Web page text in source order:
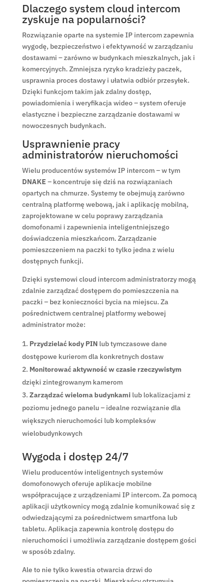
Dlaczego system cloud intercom
zyskuje na popularności?
Rozwiązanie oparte na systemie IP intercom zapewnia
wygodę, bezpieczeństwo i efektywność w zarządzaniu
dostawami – zarówno w budynkach mieszkalnych, jak i
komercyjnych. Zmniejsza ryzyko kradzieży paczek,
usprawnia proces dostawy i ułatwia odbiór przesyłek.
Dzięki funkcjom takim jak zdalny dostęp,
powiadomienia i weryfikacja wideo – system oferuje
elastyczne i bezpieczne zarządzanie dostawami w
nowoczesnych budynkach.
Usprawnienie pracy
administratorów nieruchomości
Wielu producentów systemów IP intercom – w tym
DNAKE – koncentruje się dziś na rozwiązaniach
opartych na chmurze. Systemy te obejmują zarówno
centralną platformę webową, jak i aplikację mobilną,
zaprojektowane w celu poprawy zarządzania
domofonami i zapewnienia inteligentniejszego
doświadczenia mieszkańcom. Zarządzanie
pomieszczeniem na paczki to tylko jedna z wielu
dostępnych funkcji.
Dzięki systemowi cloud intercom administratorzy mogą
zdalnie zarządzać dostępem do pomieszczenia na
paczki – bez konieczności bycia na miejscu. Za
pośrednictwem centralnej platformy webowej
administrator może:
Przydzielać kody PIN lub tymczasowe dane
dostępowe kurierom dla konkretnych dostaw
Monitorować aktywność w czasie rzeczywistym
dzięki zintegrowanym kamerom
Zarządzać wieloma budynkami lub lokalizacjami z
poziomu jednego panelu – idealne rozwiązanie dla
większych nieruchomości lub kompleksów
wielobudynkowych
Wygoda i dostęp 24/7
Wielu producentów inteligentnych systemów
domofonowych oferuje aplikacje mobilne
współpracujące z urządzeniami IP intercom. Za pomocą
aplikacji użytkownicy mogą zdalnie komunikować się z
odwiedzającymi za pośrednictwem smartfona lub
tabletu. Aplikacja zapewnia kontrolę dostępu do
nieruchomości i umożliwia zarządzanie dostępem gości
w sposób zdalny.
Ale to nie tylko kwestia otwarcia drzwi do